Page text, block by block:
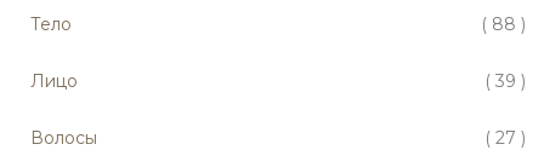
Тело 88
Лицо 39
Волосы 27